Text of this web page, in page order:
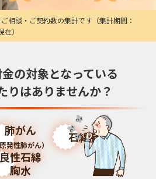
相談・ご契約数の集計です（集計期間：
）
の対象となっている
りはありませんか？
肺がん
発性肺がん）
石綿肺
性石綿
胸水